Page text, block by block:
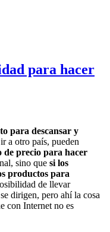
para hacer
para descansar y
a otro país, pueden
de precio para hacer
sino que si los
productos para
de llevar
dirigen, pero ahí la cosa
con Internet no es